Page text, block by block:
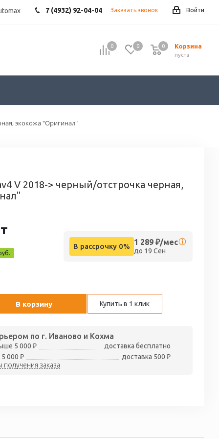
Войти
7 (4932) 92-04-04 Заказать звонок
0 0 Корзина
пуста
0
экокожа "Оригинал"
V 2018-> черный/отстрочка черная,
В рассрочку 0% 1 289 ₽/мес
до 19 Сен
В корзину Купить в 1 клик
по г. Иваново и Кохма
5 000 ₽
доставка бесплатно
000 ₽
доставка 500 ₽
заказа